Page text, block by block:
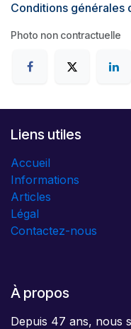
Conditions générales
Photo non contractuelle
Liens utiles
Accueil
Informations
Articles
Légal
Contactez-nous
À propos
Depuis 47 ans, nous